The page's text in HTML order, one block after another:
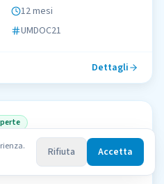
12 mesi
UMDOC21
Dettagli
Roma Antica (CRA)
Rifiuta Accetta